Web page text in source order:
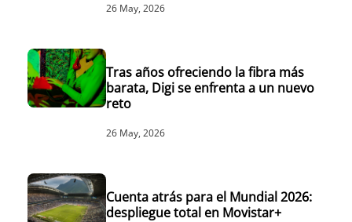
26 May, 2026
Tras años ofreciendo la fibra más
barata, Digi se enfrenta a un nuevo
reto
26 May, 2026
Cuenta atrás para el Mundial 2026:
despliegue total en Movistar+